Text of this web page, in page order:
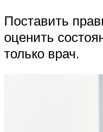
Поставить
оценить
только врач.